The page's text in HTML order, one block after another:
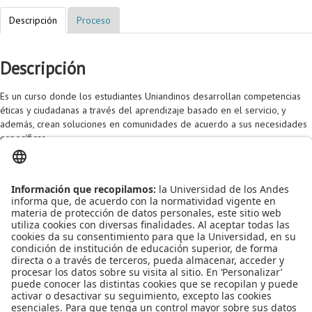
Descripción Proceso
Descripción
Es un curso donde los estudiantes Uniandinos desarrollan competencias
éticas y ciudadanas a través del aprendizaje basado en el servicio, y
además, crean soluciones en comunidades de acuerdo a sus necesidades
específicas.
numérica, puede ser tomada hasta 3 veces en la carrera y es de carácter
obligatorio para los estudiantes que pertenecen al Programa Quiero
Estudiar.
Proyecto de grado
Reingreso
Reintegro
Retiro voluntario
Transferencia